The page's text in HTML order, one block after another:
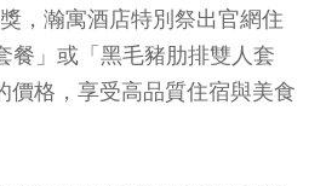
，瀚寓酒店特別祭出官網住
餐」或「黑毛豬肋排雙人套
價格，享受高品質住宿與美食